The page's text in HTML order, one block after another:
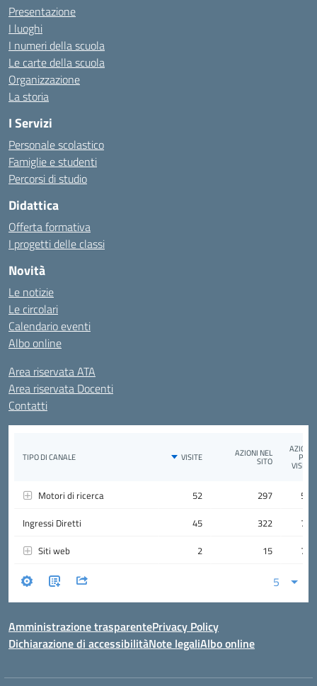
Presentazione
I luoghi
I numeri della scuola
Le carte della scuola
Organizzazione
La storia
I Servizi
Personale scolastico
Famiglie e studenti
Percorsi di studio
Didattica
Offerta formativa
I progetti delle classi
Novità
Le notizie
Le circolari
Calendario eventi
Albo online
Area riservata ATA
Area riservata Docenti
Contatti
Amministrazione trasparentePrivacy Policy
Dichiarazione di accessibilitàNote legaliAlbo online